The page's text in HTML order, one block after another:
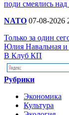
поди смеялись над
NATO 07-08-2026
Только за один
Юлия Навальная
В Клуб КП
Рубрики
Экономика
Культура